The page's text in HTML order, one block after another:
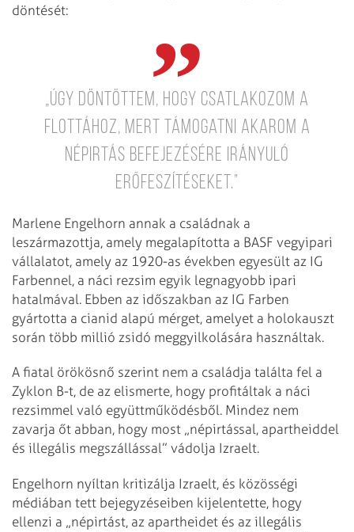
döntését:
„Úgy döntöttem, hogy csatlakozom a
flottához, mert támogatni akarom a
népirtás befejezésére irányuló
erőfeszítéseket.”
Marlene Engelhorn annak a családnak a
leszármazottja, amely megalapította a BASF vegyipari
vállalatot, amely az 1920-as években egyesült az IG
Farbennel, a náci rezsim egyik legnagyobb ipari
hatalmával. Ebben az időszakban az IG Farben
gyártotta a cianid alapú mérget, amelyet a holokauszt
során több millió zsidó meggyilkolására használtak.
A fiatal örökösnő szerint nem a családja találta fel a
Zyklon B-t, de az elismerte, hogy profitáltak a náci
rezsimmel való együttműködésből. Mindez nem
zavarja őt abban, hogy most „népirtással, apartheiddel
és illegális megszállással” vádolja Izraelt.
Engelhorn nyíltan kritizálja Izraelt, és közösségi
médiában tett bejegyzéseiben kijelentette, hogy
ellenzi a „népirtást, az apartheidet és az illegális